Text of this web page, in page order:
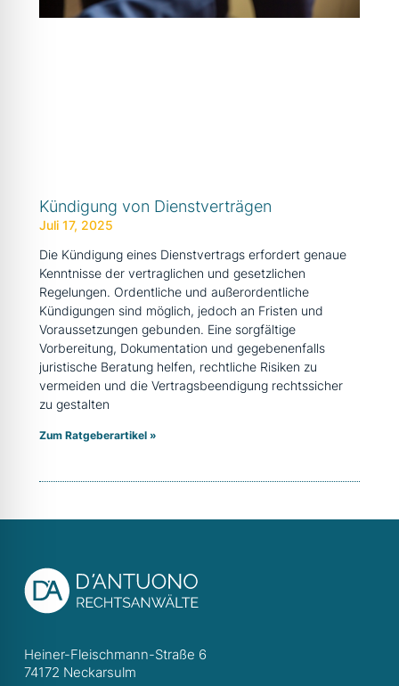
Kündigung von Dienstverträgen
Juli 17, 2025
Die Kündigung eines Dienstvertrags erfordert genaue
Kenntnisse der vertraglichen und gesetzlichen
Regelungen. Ordentliche und außerordentliche
Kündigungen sind möglich, jedoch an Fristen und
Voraussetzungen gebunden. Eine sorgfältige
Vorbereitung, Dokumentation und gegebenenfalls
juristische Beratung helfen, rechtliche Risiken zu
vermeiden und die Vertragsbeendigung rechtssicher
zu gestalten
Zum Ratgeberartikel »
Heiner-Fleischmann-Straße 6
74172 Neckarsulm